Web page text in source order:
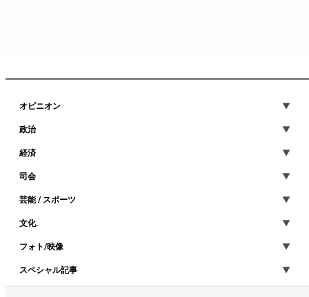
オピニオン
政治
経済
司会
芸能 / スポーツ
文化.
フォト/映像
スペシャル記事